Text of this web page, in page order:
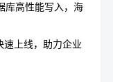
库高性能写入，海
速上线，助力企业